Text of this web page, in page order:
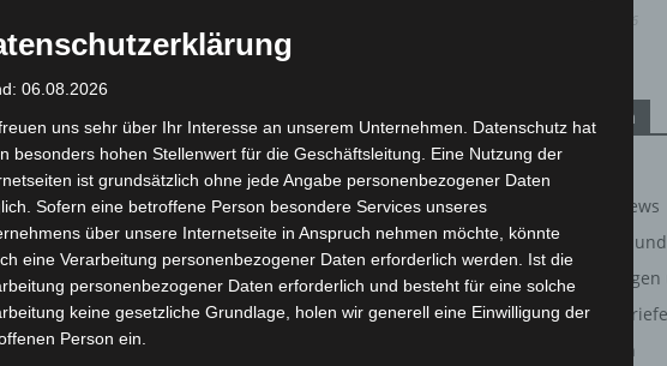
zwei Meter unterhalb des begehbaren Randes. Die
von 4 Kategorien
Corona-News
Hannover
Leserbriefe
Menschen
06.08.2026
uns sehr über Ihr Interesse an unserem Unternehmen. Datenschutz hat
besonders hohen Stellenwert für die Geschäftsleitung. Eine Nutzung der
ist grundsätzlich ohne jede Angabe personenbezogener Daten
Sofern eine betroffene Person besondere Services unseres
über unsere Internetseite in Anspruch nehmen möchte, könnte
eine Verarbeitung personenbezogener Daten erforderlich werden. Ist die
personenbezogener Daten erforderlich und besteht für eine solche
keine gesetzliche Grundlage, holen wir generell eine Einwilligung der
Person ein.